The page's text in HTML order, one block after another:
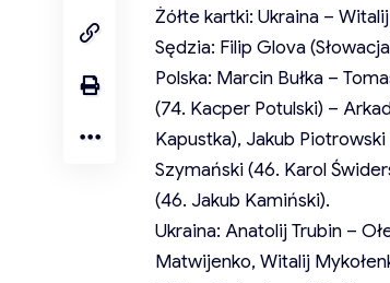
Żółte kartki: Ukraina –
Sędzia: Filip Glova
Polska: Marcin Bułka –
(74. Kacper Potulski) –
Kapustka), Jakub
Szymański (46. Karol
(46. Jakub Kamiński).
Ukraina: Anatolij Trubin –
Matwijenko, Witalij